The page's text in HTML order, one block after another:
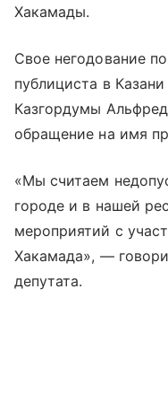
Хакамады.
Свое негодование
публициста в
Казгордумы
обращение на имя
«Мы считаем
городе и в нашей
мероприятий с
Хакамада», —
депутата.